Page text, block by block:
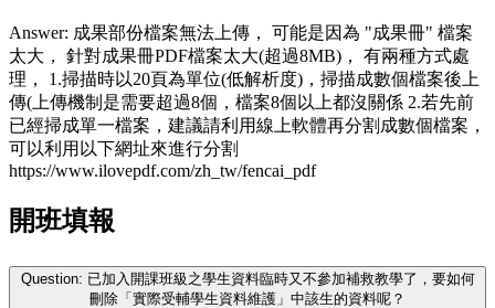
Answer: 成果部份檔案無法上傳， 可能是因為 "成果冊" 檔案
太大， 針對成果冊PDF檔案太大(超過8MB)， 有兩種方式處
理， 1.掃描時以20頁為單位(低解析度)，掃描成數個檔案後上
傳(上傳機制是需要超過8個，檔案8個以上都沒關係 2.若先前
已經掃成單一檔案，建議請利用線上軟體再分割成數個檔案，
可以利用以下網址來進行分割
https://www.ilovepdf.com/zh_tw/fencai_pdf
開班填報
Question: 已加入開課班級之學生資料臨時又不參加補救教學了，要如何
刪除「實際受輔學生資料維護」中該生的資料呢？